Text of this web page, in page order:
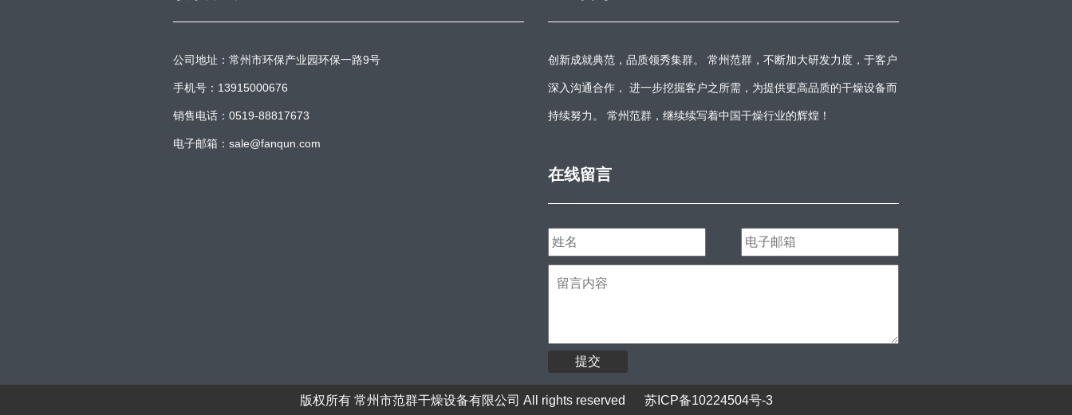
公司地址：常州市环保产业园环保一路9号
手机号：13915000676
销售电话：0519-88817673
电子邮箱：sale@fanqun.com
创新成就典范，品质领秀集群。 常州范群，不断加大研发力度，于客户
深入沟通合作， 进一步挖掘客户之所需，为提供更高品质的干燥设备而
持续努力。 常州范群，继续续写着中国干燥行业的辉煌！
在线留言
提交
版权所有 常州市范群干燥设备有限公司 All rights reserved 苏ICP备10224504号-3